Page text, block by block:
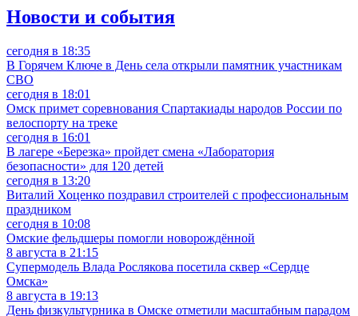
Новости и события
сегодня в 18:35
В Горячем Ключе в День села открыли памятник участникам
СВО
сегодня в 18:01
Омск примет соревнования Спартакиады народов России по
велоспорту на треке
сегодня в 16:01
В лагере «Березка» пройдет смена «Лаборатория
безопасности» для 120 детей
сегодня в 13:20
Виталий Хоценко поздравил строителей с профессиональным
праздником
сегодня в 10:08
Омские фельдшеры помогли новорождённой
8 августа в 21:15
Супермодель Влада Рослякова посетила сквер «Сердце
Омска»
8 августа в 19:13
День физкультурника в Омске отметили масштабным парадом